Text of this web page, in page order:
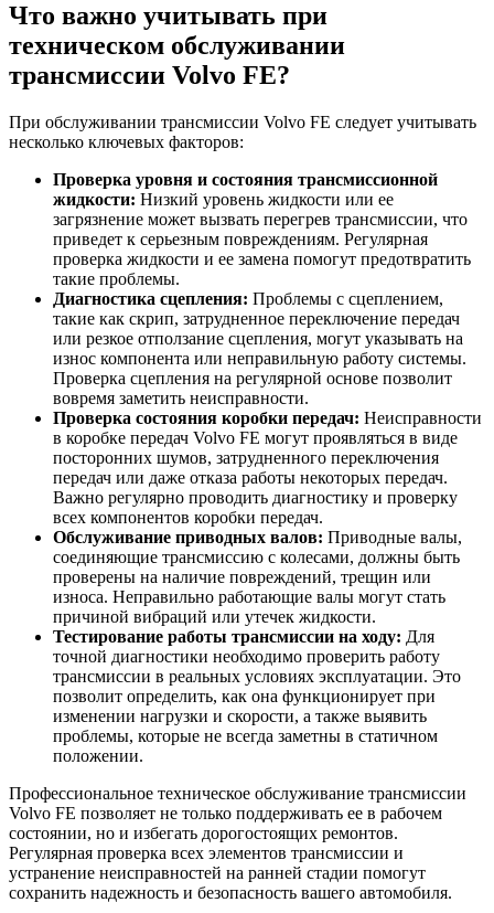
Что важно учитывать при
техническом обслуживании
трансмиссии Volvo FE?
При обслуживании трансмиссии Volvo FE следует учитывать
несколько ключевых факторов:
Проверка уровня и состояния трансмиссионной
жидкости: Низкий уровень жидкости или ее
загрязнение может вызвать перегрев трансмиссии, что
приведет к серьезным повреждениям. Регулярная
проверка жидкости и ее замена помогут предотвратить
такие проблемы.
Диагностика сцепления: Проблемы с сцеплением,
такие как скрип, затрудненное переключение передач
или резкое отползание сцепления, могут указывать на
износ компонента или неправильную работу системы.
Проверка сцепления на регулярной основе позволит
вовремя заметить неисправности.
Проверка состояния коробки передач: Неисправности
в коробке передач Volvo FE могут проявляться в виде
посторонних шумов, затрудненного переключения
передач или даже отказа работы некоторых передач.
Важно регулярно проводить диагностику и проверку
всех компонентов коробки передач.
Обслуживание приводных валов: Приводные валы,
соединяющие трансмиссию с колесами, должны быть
проверены на наличие повреждений, трещин или
износа. Неправильно работающие валы могут стать
причиной вибраций или утечек жидкости.
Тестирование работы трансмиссии на ходу: Для
точной диагностики необходимо проверить работу
трансмиссии в реальных условиях эксплуатации. Это
позволит определить, как она функционирует при
изменении нагрузки и скорости, а также выявить
проблемы, которые не всегда заметны в статичном
положении.
Профессиональное техническое обслуживание трансмиссии
Volvo FE позволяет не только поддерживать ее в рабочем
состоянии, но и избегать дорогостоящих ремонтов.
Регулярная проверка всех элементов трансмиссии и
устранение неисправностей на ранней стадии помогут
сохранить надежность и безопасность вашего автомобиля.